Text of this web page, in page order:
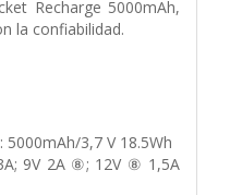
Recharge 5000mAh,
la confiabilidad.
5000mAh/3,7 V 18.5Wh
9V 2A ⑧; 12V ⑧ 1,5A